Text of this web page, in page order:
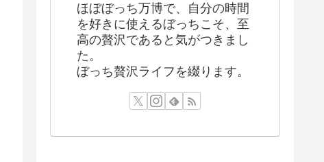
ほぼぼっち万博で、自分の時間
を好きに使えるぼっちこそ、至
高の贅沢であると気がつきまし
た。
ぼっち贅沢ライフを綴ります。